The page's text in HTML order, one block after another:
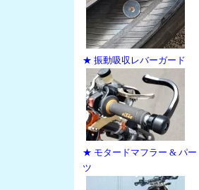
★ 振動吸収レバーガード
★ モタードマフラー & パー
ツ